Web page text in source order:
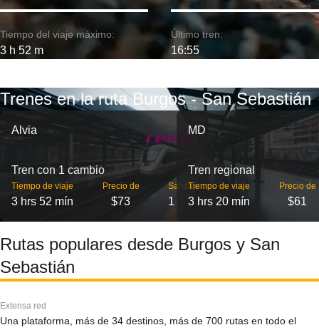
Tiempo del viaje máximo:
3 h 52 m
Último tren:
16:55
Trenes en la ruta Burgos - San Sebastián
Alvia
Tren con 1 cambio
Tiempo de viaje
3 hrs 52 mín
Precio de
$73
Salidas
1
MD
Tren regional
Tiempo de viaje
3 hrs 20 mín
Precio de
$61
Rutas populares desde Burgos y San
Sebastián
Extensa red
Una plataforma, más de 34 destinos, más de 700 rutas en todo el